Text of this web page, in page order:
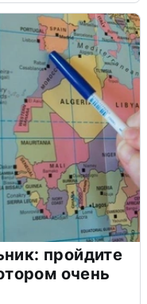
пройдите
очень